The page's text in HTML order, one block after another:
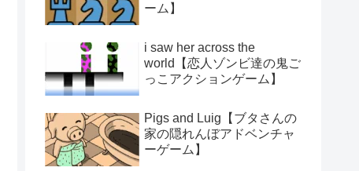
ーム】
i saw her across the
world【恋人ゾンビ達の鬼ご
っこアクションゲーム】
Pigs and Luig【ブタさんの
家の隠れんぼアドベンチャ
ーゲーム】